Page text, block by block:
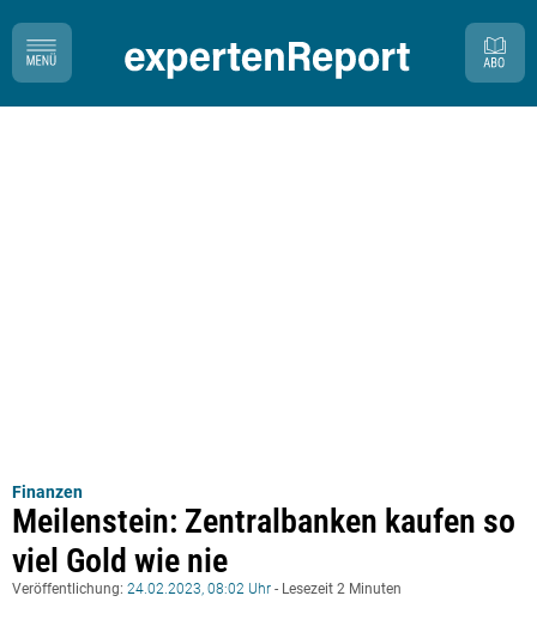
Finanzen
Meilenstein: Zentralbanken kaufen so
viel Gold wie nie
Veröffentlichung: 24.02.2023, 08:02 Uhr - Lesezeit 2 Minuten